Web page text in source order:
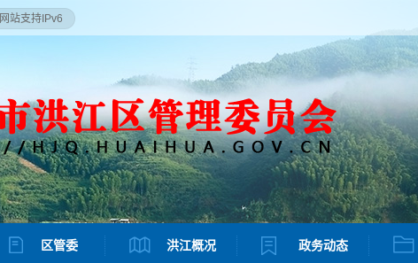
网站支持IPv6
区管委 洪江概况 政务动态